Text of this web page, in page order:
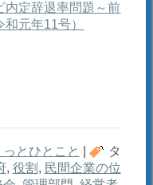
内定辞退率問題～前
和元年11号）
とひとこと
タ
, 役割 , 民間企業の位